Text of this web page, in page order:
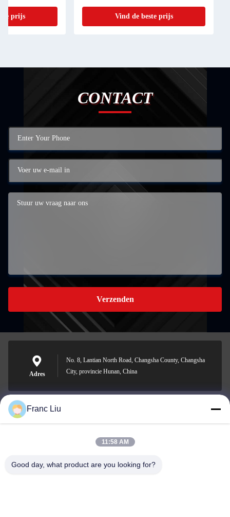
ZC24314-W
prijs
vrachtwagens | WD-AXD-ZC24206-W
Vind de beste prijs
CONTACT
Verzenden
Adres
No. 8, Lantian North Road, Changsha County, Changsha
City, provincie Hunan, China
sales09@vdbattery.com
Franc Liu
11:58 AM
Good day, what product are you looking for?